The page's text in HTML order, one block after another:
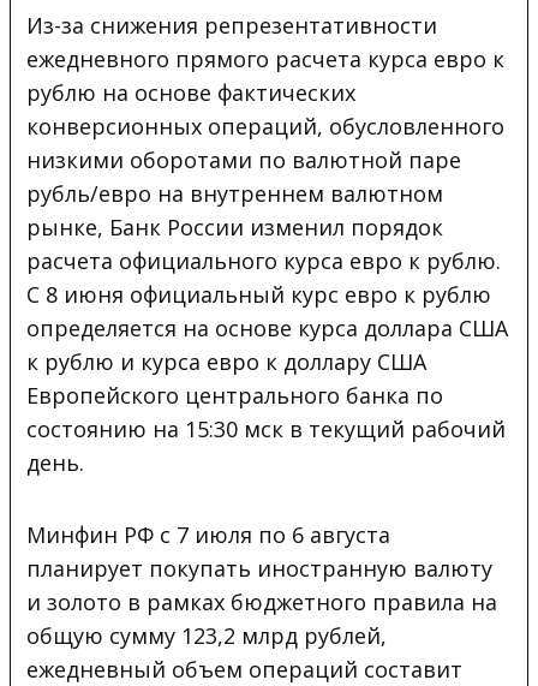
Из-за снижения репрезентативности
ежедневного прямого расчета курса евро к
рублю на основе фактических
конверсионных операций, обусловленного
низкими оборотами по валютной паре
рубль/евро на внутреннем валютном
рынке, Банк России изменил порядок
расчета официального курса евро к рублю.
С 8 июня официальный курс евро к рублю
определяется на основе курса доллара США
к рублю и курса евро к доллару США
Европейского центрального банка по
состоянию на 15:30 мск в текущий рабочий
день.
Минфин РФ с 7 июля по 6 августа
планирует покупать иностранную валюту
и золото в рамках бюджетного правила на
общую сумму 123,2 млрд рублей,
ежедневный объем операций составит